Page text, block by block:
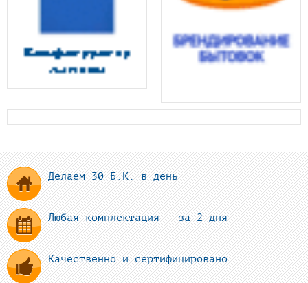
Делаем 30 Б.К. в день
Любая комплектация - за 2 дня
Качественно и сертифицировано